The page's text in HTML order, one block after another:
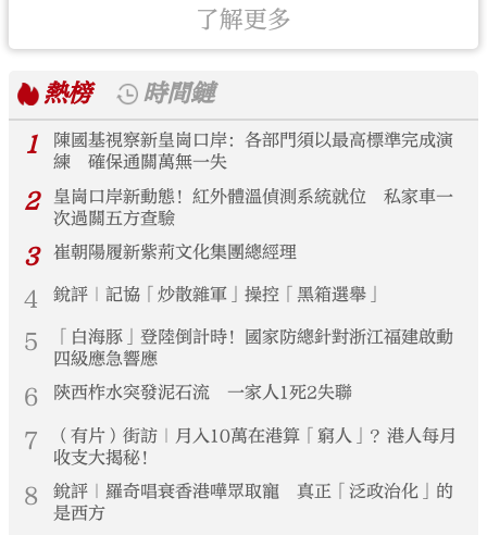
了解更多
熱榜
時間鏈
1
陳國基視察新皇崗口岸：各部門須以最高標準完成演
練 確保通關萬無一失
2
皇崗口岸新動態！紅外體溫偵測系統就位 私家車一
次過關五方查驗
3 崔朝陽履新紫荊文化集團總經理
4 銳評｜記協「炒散雜軍」操控「黑箱選舉」
5
「白海豚」登陸倒計時！國家防總針對浙江福建啟動
四級應急響應
6 陝西柞水突發泥石流 一家人1死2失聯
7
（有片）街訪｜月入10萬在港算「窮人」？港人每月
收支大揭秘！
8
銳評｜羅奇唱衰香港嘩眾取寵 真正「泛政治化」的
是西方